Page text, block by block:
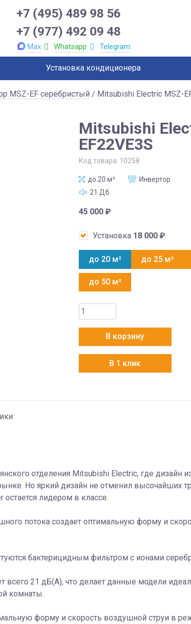
+7 (495) 489 98 56
+7 (977) 492 09 48
Max Whatsapp Telegram
Установка кондиционера
MSZ-EF серебристый / Mitsubishi Electric MSZ-
Mitsubishi
EF22VE3S
Код товара: 10258
до 20 м²
Инвертор
21 Дб
45 000 ₽
Установка 18 000 ₽
до 20 м² до 25 м²
до 50 м²
Количество
товара
Mitsubishi
Electric
MSZ-
EF22VE3S
В корзину
В 1 клик
отделения Mitsubishi Electric, где дизайн
Но яркий дизайн не отменил высочайших
лидером в классе.
потока создает оптимальную форму и
бактерицидным фильтром с ионами
всего 21 дБ(А), что делает данные модели
комнаты.
форму и скорость воздушной струи в